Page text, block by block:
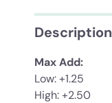
Description
Max Add:
Low: +1.25
High: +2.50